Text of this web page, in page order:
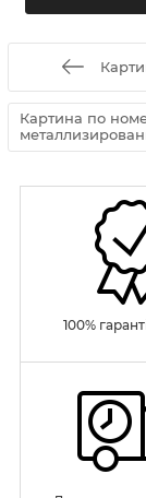
Картина по
100%